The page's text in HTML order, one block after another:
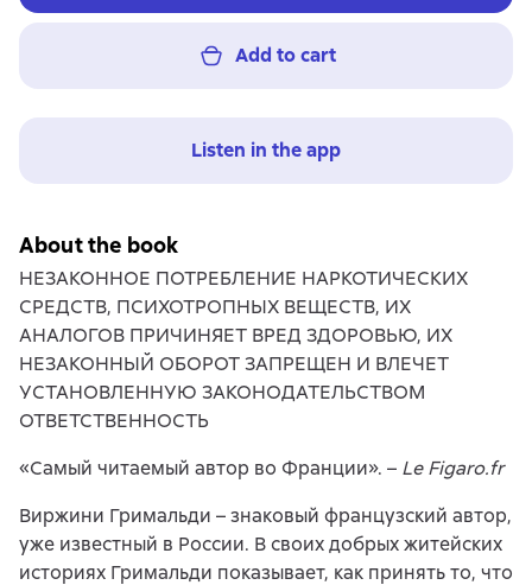
Add to cart
Listen in the app
About the book
НЕЗАКОННОЕ ПОТРЕБЛЕНИЕ НАРКОТИЧЕСКИХ
СРЕДСТВ, ПСИХОТРОПНЫХ ВЕЩЕСТВ, ИХ
АНАЛОГОВ ПРИЧИНЯЕТ ВРЕД ЗДОРОВЬЮ, ИХ
НЕЗАКОННЫЙ ОБОРОТ ЗАПРЕЩЕН И ВЛЕЧЕТ
УСТАНОВЛЕННУЮ ЗАКОНОДАТЕЛЬСТВОМ
ОТВЕТСТВЕННОСТЬ
«Самый читаемый автор во Франции». – Le Figaro.fr
Виржини Гримальди – знаковый французский автор,
уже известный в России. В своих добрых житейских
историях Гримальди показывает, как принять то, что